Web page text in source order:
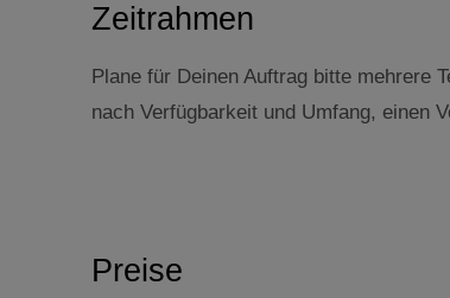
Zeitrahmen
Plane für Deinen Auftrag bitte mehrere
nach Verfügbarkeit und Umfang, einen
Preise